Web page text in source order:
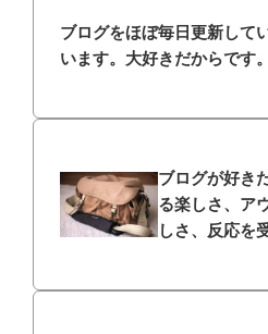
ブログをほぼ毎日更新して
います。大好きだからです。
ブログが好き
る楽しさ、ア
しさ、反応を